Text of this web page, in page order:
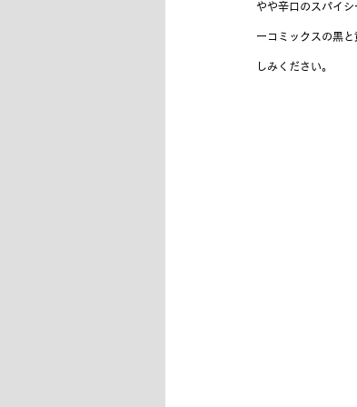
やや辛口のスパイ
ーコミックスの黒
しみください。